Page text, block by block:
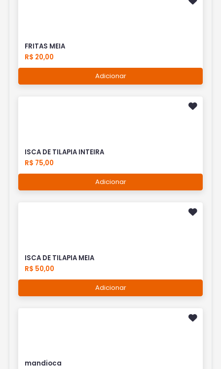
FRITAS MEIA
R$ 20,00
Adicionar
ISCA DE TILAPIA INTEIRA
R$ 75,00
Adicionar
ISCA DE TILAPIA MEIA
R$ 50,00
Adicionar
mandioca